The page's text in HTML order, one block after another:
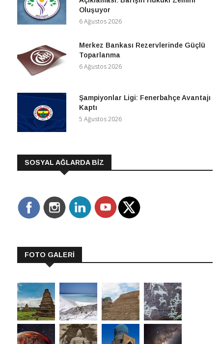
Oluşuyor
6 Ağustos 2026
Merkez Bankası Rezervlerinde Güçlü
Toparlanma
6 Ağustos 2026
Şampiyonlar Ligi: Fenerbahçe Avantajı
Kaptı
5 Ağustos 2026
SOSYAL AĞLARDA BİZ
FOTO GALERİ